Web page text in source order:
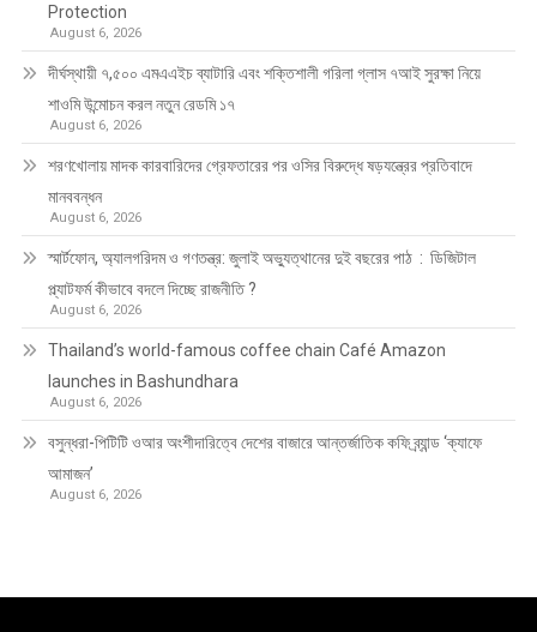
Protection
August 6, 2026
দীর্ঘস্থায়ী ৭,৫০০ এমএএইচ ব্যাটারি এবং শক্তিশালী গরিলা গ্লাস ৭আই সুরক্ষা নিয়ে
শাওমি উন্মোচন করল নতুন রেডমি ১৭
August 6, 2026
শরণখোলায় মাদক কারবারিদের গ্রেফতারের পর ওসির বিরুদ্ধে ষড়যন্ত্রের প্রতিবাদে
মানববন্ধন
August 6, 2026
স্মার্টফোন, অ্যালগরিদম ও গণতন্ত্র: জুলাই অভ্যুত্থানের দুই বছরের পাঠ : ডিজিটাল
প্ল্যাটফর্ম কীভাবে বদলে দিচ্ছে রাজনীতি ?
August 6, 2026
Thailand’s world-famous coffee chain Café Amazon
launches in Bashundhara
August 6, 2026
বসুন্ধরা-পিটিটি ওআর অংশীদারিত্বে দেশের বাজারে আন্তর্জাতিক কফি ব্র্যান্ড ‘ক্যাফে
আমাজন’
August 6, 2026